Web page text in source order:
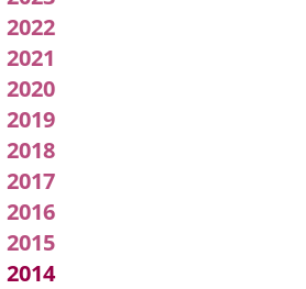
2022
2021
2020
2019
2018
2017
2016
2015
2014